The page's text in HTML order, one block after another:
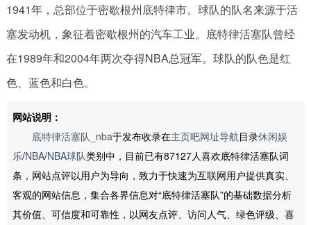
1941年，总部位于密歇根州底特律市。球队的队名来源于活
塞发动机，象征着密歇根州的汽车工业。底特律活塞队曾经
在1989年和2004年两次夺得NBA总冠军。球队的队色是红
色、蓝色和白色。
网站说明：
底特律活塞队_nba于发布收录在主页吧网址导航目录休闲娱
乐/NBA/NBA球队类别中，目前已有87127人喜欢底特律活塞队词
条，网站点评以用户为导向，致力于快速为互联网用户提供真实、
客观的网站信息，集合各界信息对“底特律活塞队”的基础数据分析
其价值、可信度和可靠性，以网友点评、访问人气、绿色评级、喜